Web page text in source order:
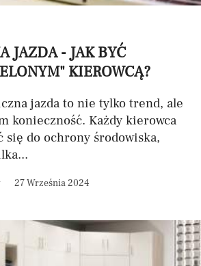
JAZDA - JAK BYĆ
KIEROWCĄ?
jazda to nie tylko trend, ale
konieczność. Każdy kierowca
się do ochrony środowiska,
27 Września 2024